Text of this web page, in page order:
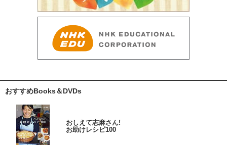
おすすめBooks＆DVDs
おしえて志麻さん!
お助けレシピ100